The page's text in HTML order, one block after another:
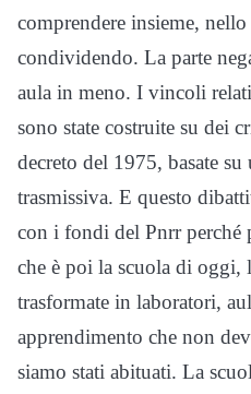
comprendere insieme, nello
condividendo. La parte
aula in meno. I vincoli
sono state costruite su dei
decreto del 1975, basate
trasmissiva. E questo
con i fondi del Pnrr perché
che è poi la scuola di oggi,
trasformate in laboratori,
apprendimento che non
siamo stati abituati. La